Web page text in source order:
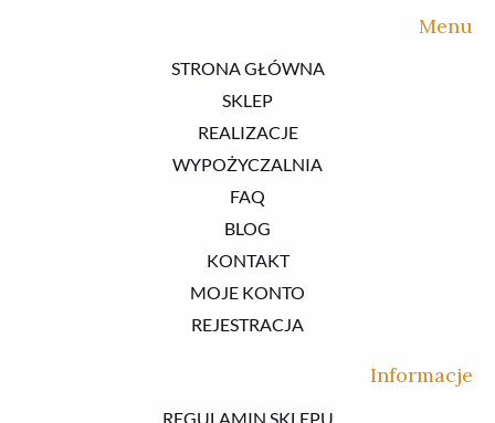
Menu
STRONA GŁÓWNA
SKLEP
REALIZACJE
WYPOŻYCZALNIA
FAQ
BLOG
KONTAKT
MOJE KONTO
REJESTRACJA
Informacje
REGULAMIN SKLEPU